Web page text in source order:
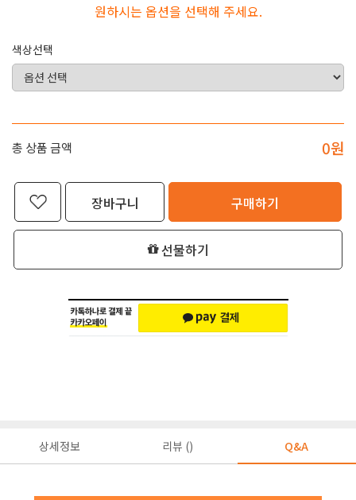
원하시는 옵션을 선택해 주세요.
색상선택
총 상품 금액 0원
장바구니 구매하기
선물하기
상세정보 리뷰 () Q&A